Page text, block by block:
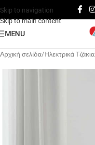
Skip to navigation
Skip to main content
MENU
Αρχική σελίδα Hλεκτρικά Tζάκια